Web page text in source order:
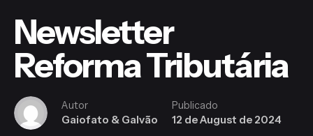
Newsletter
Reforma Tributária
Autor
Gaiofato & Galvão
Publicado
12 de August de 2024